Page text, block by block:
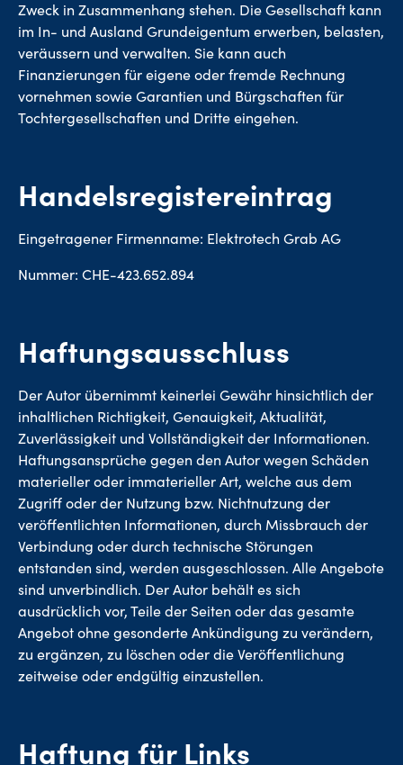
Zweck in Zusammenhang stehen. Die Gesellschaft kann
im In- und Ausland Grundeigentum erwerben, belasten,
veräussern und verwalten. Sie kann auch
Finanzierungen für eigene oder fremde Rechnung
vornehmen sowie Garantien und Bürgschaften für
Tochtergesellschaften und Dritte eingehen.
Handelsregistereintrag
Eingetragener Firmenname: Elektrotech Grab AG
Nummer: CHE-423.652.894
Haftungsausschluss
Der Autor übernimmt keinerlei Gewähr hinsichtlich der
inhaltlichen Richtigkeit, Genauigkeit, Aktualität,
Zuverlässigkeit und Vollständigkeit der Informationen.
Haftungsansprüche gegen den Autor wegen Schäden
materieller oder immaterieller Art, welche aus dem
Zugriff oder der Nutzung bzw. Nichtnutzung der
veröffentlichten Informationen, durch Missbrauch der
Verbindung oder durch technische Störungen
entstanden sind, werden ausgeschlossen. Alle Angebote
sind unverbindlich. Der Autor behält es sich
ausdrücklich vor, Teile der Seiten oder das gesamte
Angebot ohne gesonderte Ankündigung zu verändern,
zu ergänzen, zu löschen oder die Veröffentlichung
zeitweise oder endgültig einzustellen.
Haftung für Links